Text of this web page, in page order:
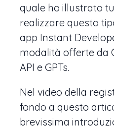
quale ho illustrato
realizzare questo
app Instant
modalità offerte da
API e GPTs.
Nel video della
fondo a questo
brevissima